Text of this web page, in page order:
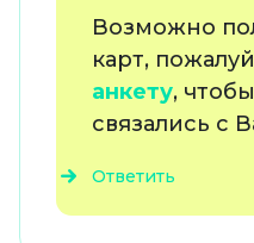
Возможно
карт,
анкету,
связались с
Ответить